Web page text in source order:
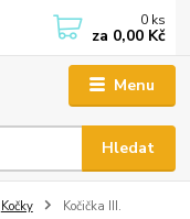
Menu
Hledat
0 ks
za 0,00 Kč
Kočky Kočička III.